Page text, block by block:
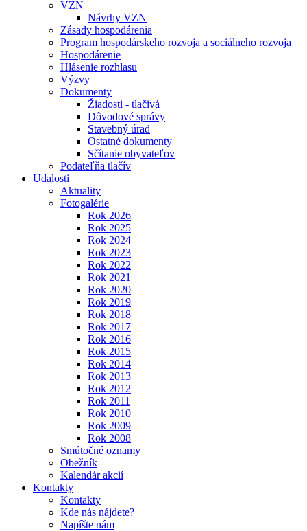
VZN
Návrhy VZN
Zásady hospodárenia
Program hospodárskeho rozvoja a sociálneho rozvoja
Hospodárenie
Hlásenie rozhlasu
Výzvy
Dokumenty
Žiadosti - tlačivá
Dôvodové správy
Stavebný úrad
Ostatné dokumenty
Sčítanie obyvateľov
Podateľňa tlačív
Udalosti
Aktuality
Fotogalérie
Rok 2026
Rok 2025
Rok 2024
Rok 2023
Rok 2022
Rok 2021
Rok 2020
Rok 2019
Rok 2018
Rok 2017
Rok 2016
Rok 2015
Rok 2014
Rok 2013
Rok 2012
Rok 2011
Rok 2010
Rok 2009
Rok 2008
Smútočné oznamy
Obežník
Kalendár akcií
Kontakty
Kontakty
Kde nás nájdete?
Napíšte nám